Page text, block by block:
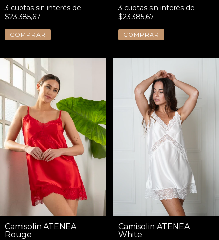
3 cuotas sin interés de
$23.385,67
COMPRAR
3 cuotas sin interés de
$23.385,67
COMPRAR
Camisolin ATENEA
Rouge
Camisolin ATENEA
White